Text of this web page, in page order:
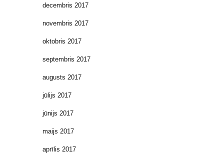
decembris 2017
novembris 2017
oktobris 2017
septembris 2017
augusts 2017
jūlijs 2017
jūnijs 2017
maijs 2017
aprīlis 2017